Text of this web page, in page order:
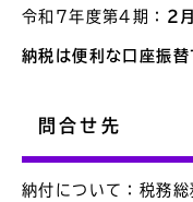
令和7年度第4期： 2
納税は便利な口座振替
問合せ先
納付について：税